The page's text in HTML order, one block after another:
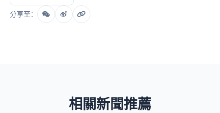
分享至：
相關新聞推薦